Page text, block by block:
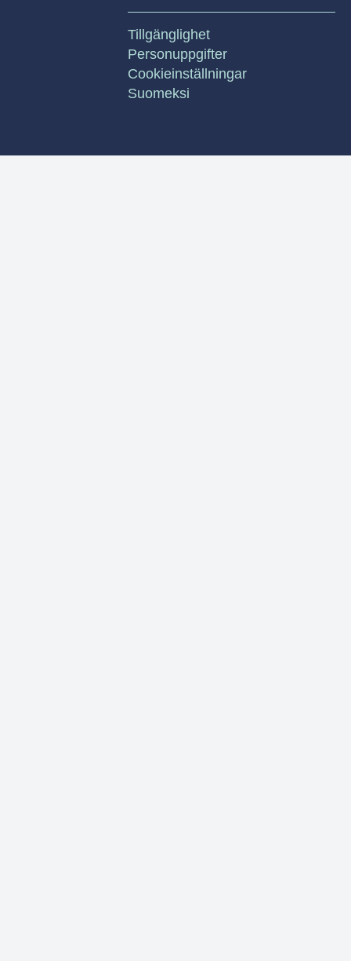
Tillgänglighet
Personuppgifter
Cookieinställningar
Suomeksi